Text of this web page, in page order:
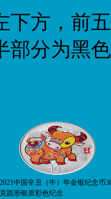
下方，前
部分为黑
2021中国辛丑（牛）年金银纪念币
克圆形银质彩色纪念